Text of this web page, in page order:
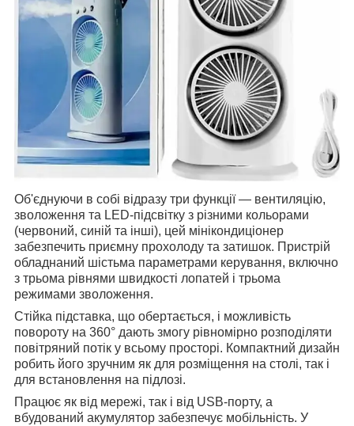
Об'єднуючи в собі відразу три функції — вентиляцію,
зволоження та LED-підсвітку з різними кольорами
(червоний, синій та інші), цей мінікондиціонер
забезпечить приємну прохолоду та затишок. Пристрій
обладнаний шістьма параметрами керування, включно
з трьома рівнями швидкості лопатей і трьома
режимами зволоження.
Стійка підставка, що обертається, і можливість
повороту на 360° дають змогу рівномірно розподіляти
повітряний потік у всьому просторі. Компактний дизайн
робить його зручним як для розміщення на столі, так і
для встановлення на підлозі.
Працює як від мережі, так і від USB-порту, а
вбудований акумулятор забезпечує мобільність. У